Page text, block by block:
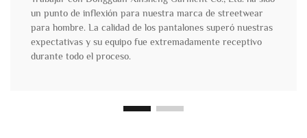
un punto de inflexión para nuestra marca de streetwear
para hombre. La calidad de los pantalones superó nuestras
expectativas y su equipo fue extremadamente receptivo
durante todo el proceso.